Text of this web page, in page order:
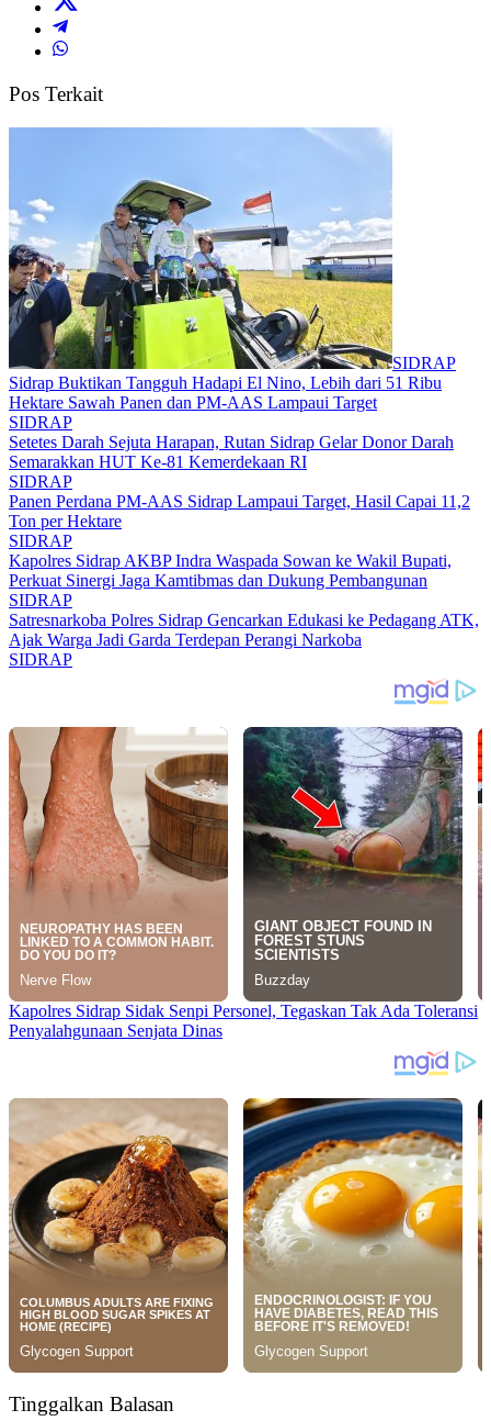
Pos Terkait
SIDRAP
Sidrap Buktikan Tangguh Hadapi El Nino, Lebih dari 51 Ribu
Hektare Sawah Panen dan PM-AAS Lampaui Target
SIDRAP
Setetes Darah Sejuta Harapan, Rutan Sidrap Gelar Donor Darah
Semarakkan HUT Ke-81 Kemerdekaan RI
SIDRAP
Panen Perdana PM-AAS Sidrap Lampaui Target, Hasil Capai 11,2
Ton per Hektare
SIDRAP
Kapolres Sidrap AKBP Indra Waspada Sowan ke Wakil Bupati,
Perkuat Sinergi Jaga Kamtibmas dan Dukung Pembangunan
SIDRAP
Satresnarkoba Polres Sidrap Gencarkan Edukasi ke Pedagang ATK,
Ajak Warga Jadi Garda Terdepan Perangi Narkoba
SIDRAP
Kapolres Sidrap Sidak Senpi Personel, Tegaskan Tak Ada Toleransi
Penyalahgunaan Senjata Dinas
Tinggalkan Balasan